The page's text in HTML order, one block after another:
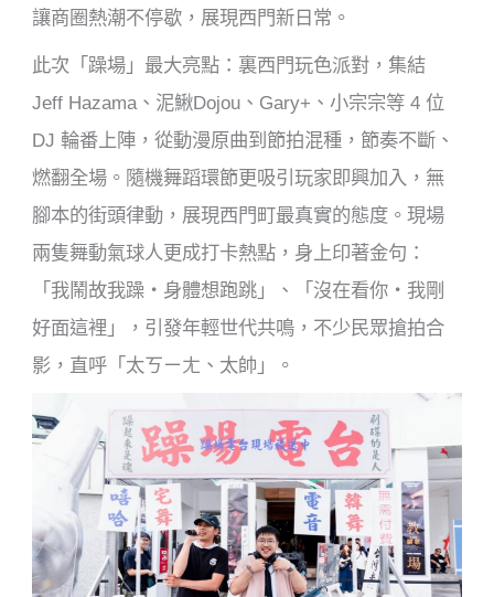
讓商圈熱潮不停歇，展現西門新日常。
此次「躁場」最大亮點：裏西門玩色派對，集結
Jeff Hazama、泥鰍Dojou、Gary+、小宗宗等 4 位
DJ 輪番上陣，從動漫原曲到節拍混種，節奏不斷、
燃翻全場。隨機舞蹈環節更吸引玩家即興加入，無
腳本的街頭律動，展現西門町最真實的態度。現場
兩隻舞動氣球人更成打卡熱點，身上印著金句：
「我鬧故我躁・身體想跑跳」、「沒在看你・我剛
好面這裡」，引發年輕世代共鳴，不少民眾搶拍合
影，直呼「太ㄎㄧㄤ、太帥」。